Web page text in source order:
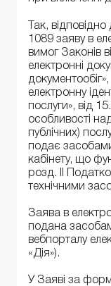
Так,
1089 заяву в
вимог Законів
електронні
електронну
послуги», від
особливості
публічних)
подає
кабінету, що
розд. II
технічними
Заява в
подана
вебпорталу
«Дія»).
У Заяві за